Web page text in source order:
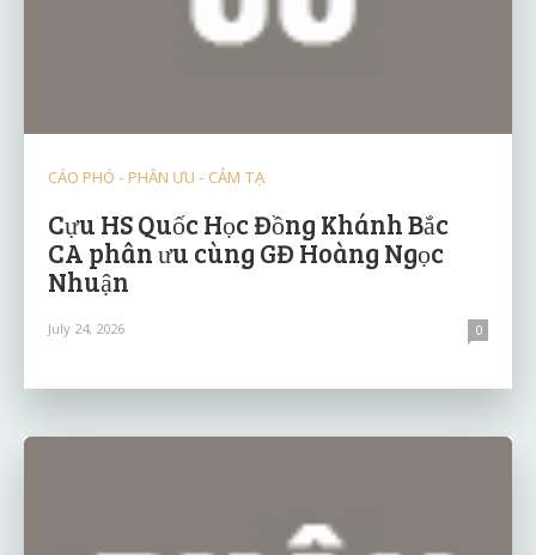
CÁO PHÓ - PHÂN ƯU - CẢM TẠ
Cựu HS Quốc Học Đồng Khánh Bắc
CA phân ưu cùng GĐ Hoàng Ngọc
Nhuận
July 24, 2026 0